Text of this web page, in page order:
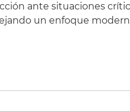
ante situaciones
un enfoque